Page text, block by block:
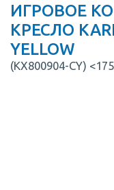
ИГРОВОЕ
КРЕСЛО
YELLOW
(KX800904-CY)